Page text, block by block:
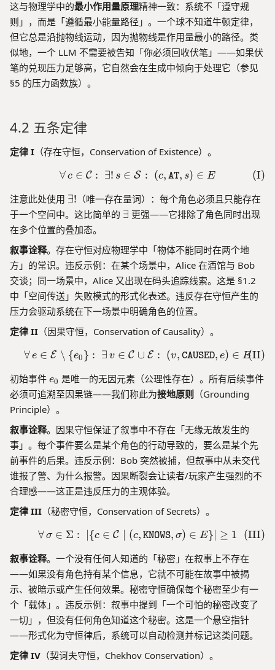
d
\
te
{
t
e
}
(
n
\
te
t
{
c
o
d
}
el
d
m
}
(
\
x
t
{
c
o
d
这与物理学中的最小作用量原理精神一致：系统不「遵守规
则」，而是「遵循最小能量路径」。一个球不知道牛顿定律，
但它总是沿抛物线运动，因为抛物线是作用量最小的路径。类
似地，一个 LLM 不需要被告知「你必须回收伏笔」——如果伏
笔的兑现压力足够高，它自然会在生成中倾向于处理它（参见
§5 的压力函数族）。
4.2 五条定律
定律 I （存在守恒，Conservation of Existence）。
\forall\, c \in
∀c ∈ C : ∃! s ∈ S : (c, AT, s) ∈ E (I)
注意此处使用 \
x
i
s
t
s
!
∃! （唯一存在量词）：每个角色必须且只能存在
于一个空间中。这比简单的 \
i
s
t
s
∃ 更强——它排除了角色同时出现
在多个位置的叠加态。
叙事诠释。存在守恒对应物理学中「物体不能同时在两个地
方」的常识。违反示例：在某个场景中，Alice 在酒馆与 Bob
交谈；同一场景中，Alice 又出现在码头追踪线索。这是 §1.2
中「空间传送」失败模式的形式化表述。违反存在守恒产生的
压力会驱动系统在下一场景中明确角色的位置。
定律 II （因果守恒，Conservation of Causality）。
\forall\, e \in \mathcal{E}
∀e ∈ E ∖ {e0 } : ∃ v ∈ C ∪ E : (v, CAUSED, e) ∈ E(II)
初始事件 e
_
0
e0 是唯一的无因元素（公理性存在）。所有后续事件
必须可追溯至因果链——我们称此为接地原则 （Grounding
Principle）。
叙事诠释。因果守恒保证了叙事中不存在「无缘无故发生的
事」。每个事件要么是某个角色的行动导致的，要么是某个先
前事件的后果。违反示例：Bob 突然被捕，但叙事中从未交代
谁报了警、为什么报警。因果断裂会让读者/玩家产生强烈的不
合理感——这正是违反压力的主观体验。
定律 III （秘密守恒，Conservation of Secrets）。
\forall\, \sigma \in
∀ σ ∈ Σ : ∣{c ∈ C ∣ (c, KNOWS, σ) ∈ E}∣ ≥ 1 (III)
叙事诠释。一个没有任何人知道的「秘密」在叙事上不存在
——如果没有角色持有某个信息，它就不可能在故事中被揭
示、被暗示或产生任何效果。秘密守恒确保每个秘密至少有一
个「载体」。违反示例：叙事中提到「一个可怕的秘密改变了
一切」，但没有任何角色知道这个秘密。这是一个悬空指针
——形式化为守恒律后，系统可以自动检测并标记这类问题。
定律 IV （契诃夫守恒，Chekhov Conservation）。